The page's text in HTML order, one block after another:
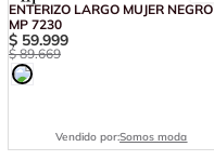
ENTERIZO LARGO MUJER NEGRO
MP 7230
$ 59.999
$ 89.669
Vendido por:Somos moda